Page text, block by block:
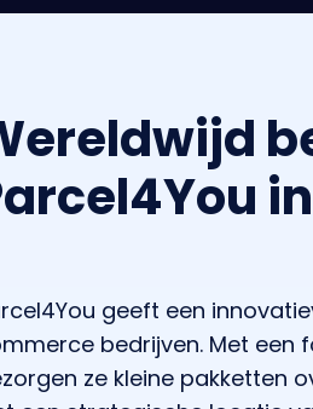
geeft een
bedrijven. Met een
ze kleine pakketten